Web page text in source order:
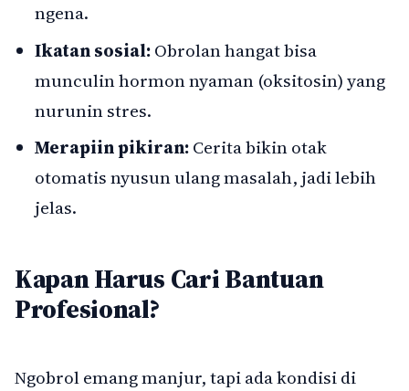
ngena.
Ikatan sosial:Obrolan hangat bisa
munculin hormon nyaman (oksitosin) yang
nurunin stres.
Merapiin pikiran:Cerita bikin otak
otomatis nyusun ulang masalah, jadi lebih
jelas.
Kapan Harus Cari Bantuan
Profesional?
Ngobrol emang manjur, tapi ada kondisi di